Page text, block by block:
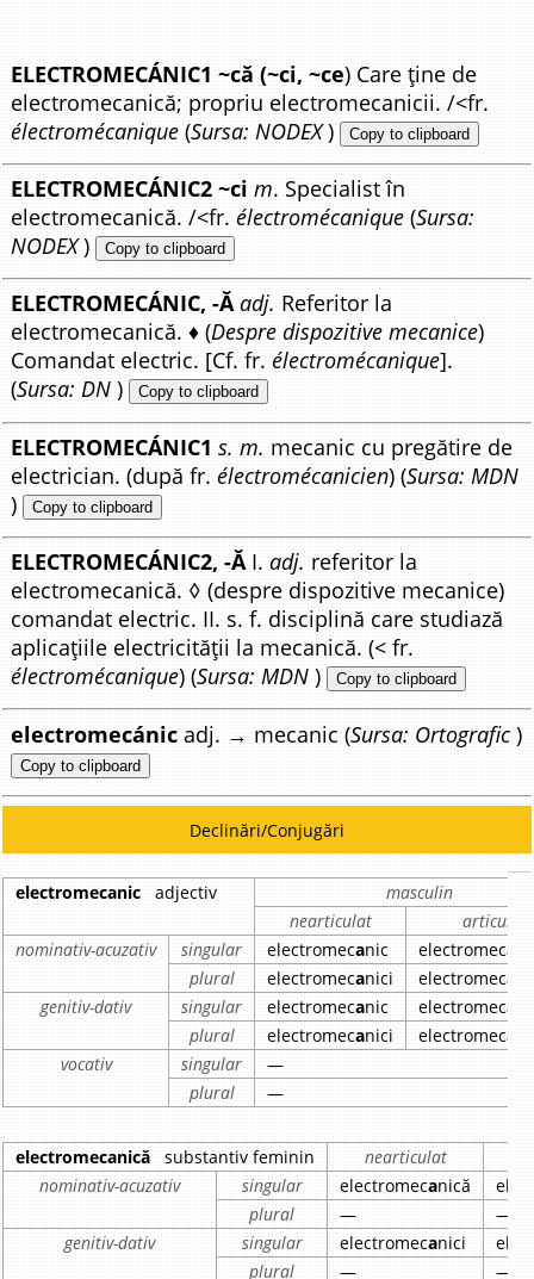
ELECTROMECÁNIC1 ~că (~ci, ~ce) Care ține de
electromecanică; propriu electromecanicii. /<fr.
électromécanique (Sursa: NODEX) Copy to clipboard
ELECTROMECÁNIC2 ~ci m. Specialist în
electromecanică. /<fr.électromécanique (Sursa:
NODEX) Copy to clipboard
ELECTROMECÁNIC, -Ă adj. Referitor la
electromecanică. ♦ (Despre dispozitive mecanice)
Comandat electric. [Cf. fr.électromécanique].
(Sursa: DN ) Copy to clipboard
ELECTROMECÁNIC1 s. m. mecanic cu pregătire de
electrician. (după fr.électromécanicien) (Sursa: MDN
) Copy to clipboard
ELECTROMECÁNIC2, -ĂI.adj. referitor la
electromecanică. ◊ (despre dispozitive mecanice)
comandat electric. II. s. f. disciplină care studiază
aplicațiile electricității la mecanică. (< fr.
électromécanique) (Sursa: MDN ) Copy to clipboard
electromecánic adj. → mecanic (Sursa: Ortografic )
Copy to clipboard
Declinări/Conjugări
electromecanic adjectiv
masculin
nearticulat
articulat
nominativ-acuzativ
singular electromecanic electromeca
plural
electromecanici electromeca
genitiv-dativ
singular electromecanic electromeca
plural
electromecanici electromeca
vocativ
singular
—
plural
—
electromecanică substantiv feminin nearticulat
nominativ-acuzativ
singular electromecanică
plural
—
—
genitiv-dativ
singular electromecanici
plural
— —